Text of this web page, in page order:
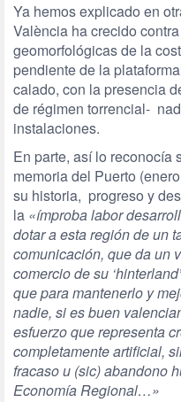
Ya hemos explicado en
València ha crecido
geomorfológicas de la
pendiente de la
calado, con la presencia
de régimen torrencial-
instalaciones.
En parte, así lo reconocía
memoria del Puerto
su historia, progreso y
la «ímproba labor
dotar a esta región de un
comunicación, que da un
comercio de su
que para mantenerlo y
nadie, si es buen
esfuerzo que representa
completamente artificial,
fracaso u (sic) abandono
Economía Regional…»